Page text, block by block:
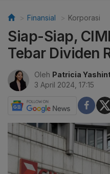
Finansial Korporasi
Siap-Siap,
Tebar Dividen
Oleh Patricia
3 April 2024, 17:15